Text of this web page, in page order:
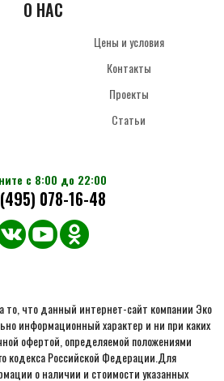
О НАС
Цены и условия
Контакты
Проекты
Статьи
с 8:00 до 22:00
078-16-48
то, что данный интернет-сайт компании Эко
информационный характер и ни при каких
офертой, определяемой положениями
кодекса Российской Федерации.Для
о наличии и стоимости указанных